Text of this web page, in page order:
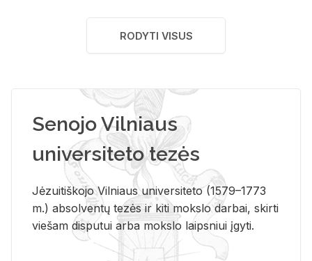
RODYTI VISUS
Senojo Vilniaus
universiteto tezės
Jėzuitiškojo Vilniaus universiteto (1579–1773
m.) absolventų tezės ir kiti mokslo darbai, skirti
viešam disputui arba mokslo laipsniui įgyti.